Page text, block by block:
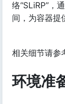
络“SLiRP”，
间，为容器提
相关细节请参
环境准